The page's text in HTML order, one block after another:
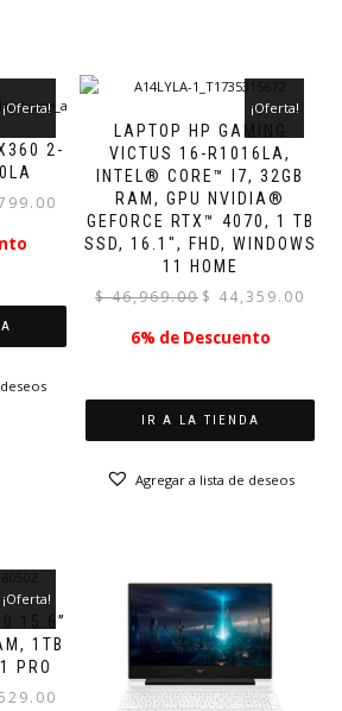
2-
¡Oferta!
precio
actual
$ 32,799.00.
LAPTOP HP GAMING
VICTUS 16-R1016LA,
INTEL® CORE™ I7, 32GB
RAM, GPU NVIDIA®
GEFORCE RTX™ 4070, 1 TB
SSD, 16.1″, FHD, WINDOWS
11 HOME
¡Oferta!
$46,969.00 El
original
$ 44,359.00
6% de Descuento
IR A LA TIENDA
Agregar a lista de deseos
15.6”
1TB
PRO
¡Oferta!